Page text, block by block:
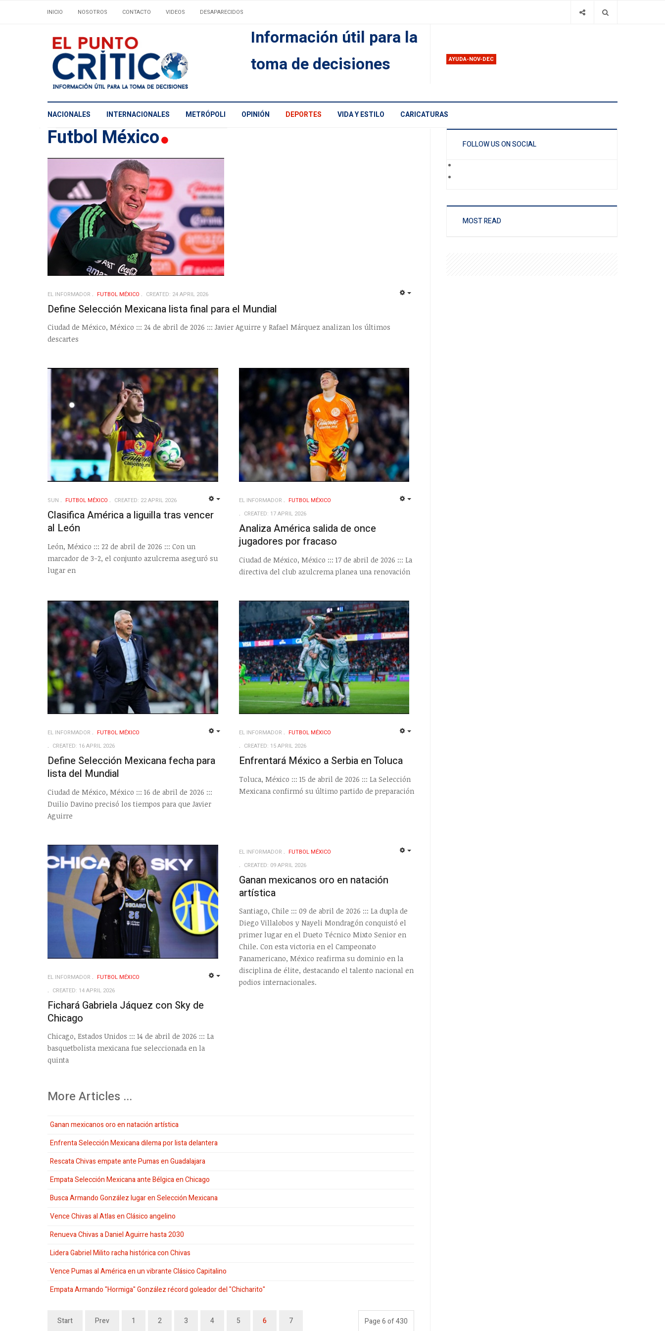
INICIO NOSOTROS CONTACTO VIDEOS DESAPARECIDOS
Información útil para la
toma de decisiones
AYUDA-NOV-DEC
NACIONALES INTERNACIONALES METRÓPOLI OPINIÓN DEPORTES VIDA Y ESTILO CARICATURAS
Futbol México
EL INFORMADOR FUTBOL MÉXICO CREATED: 24 APRIL 2026
Define Selección Mexicana lista final para el Mundial
Ciudad de México, México ::: 24 de abril de 2026 ::: Javier Aguirre y Rafael Márquez analizan los últimos
descartes
SUN FUTBOL MÉXICO CREATED: 22 APRIL 2026
Clasifica América a liguilla tras vencer
al León
León, México ::: 22 de abril de 2026 ::: Con un
marcador de 3-2, el conjunto azulcrema aseguró su
lugar en
EL INFORMADOR
FUTBOL MÉXICO
CREATED: 17 APRIL 2026
Analiza América salida de once
jugadores por fracaso
Ciudad de México, México ::: 17 de abril de 2026 ::: La
directiva del club azulcrema planea una renovación
EL INFORMADOR
FUTBOL MÉXICO
CREATED: 16 APRIL 2026
Define Selección Mexicana fecha para
lista del Mundial
Ciudad de México, México ::: 16 de abril de 2026 :::
Duilio Davino precisó los tiempos para que Javier
Aguirre
EL INFORMADOR
FUTBOL MÉXICO
CREATED: 15 APRIL 2026
Enfrentará México a Serbia en Toluca
Toluca, México ::: 15 de abril de 2026 ::: La Selección
Mexicana confirmó su último partido de preparación
EL INFORMADOR
FUTBOL MÉXICO
CREATED: 14 APRIL 2026
Fichará Gabriela Jáquez con Sky de
Chicago
Chicago, Estados Unidos ::: 14 de abril de 2026 ::: La
basquetbolista mexicana fue seleccionada en la
quinta
EL INFORMADOR
FUTBOL MÉXICO
CREATED: 09 APRIL 2026
Ganan mexicanos oro en natación
artística
Santiago, Chile ::: 09 de abril de 2026 ::: La dupla de
Diego Villalobos y Nayeli Mondragón conquistó el
primer lugar en el Dueto Técnico Mixto Senior en
Chile. Con esta victoria en el Campeonato
Panamericano, México reafirma su dominio en la
disciplina de élite, destacando el talento nacional en
podios internacionales.
More Articles ...
Ganan mexicanos oro en natación artística
Enfrenta Selección Mexicana dilema por lista delantera
Rescata Chivas empate ante Pumas en Guadalajara
Empata Selección Mexicana ante Bélgica en Chicago
Busca Armando González lugar en Selección Mexicana
Vence Chivas al Atlas en Clásico angelino
Renueva Chivas a Daniel Aguirre hasta 2030
Lidera Gabriel Milito racha histórica con Chivas
Vence Pumas al América en un vibrante Clásico Capitalino
Empata Armando "Hormiga" González récord goleador del "Chicharito"
Page 6 of 430
Start Prev 1 2 3 4 5 6 7
FOLLOW US ON SOCIAL
MOST READ